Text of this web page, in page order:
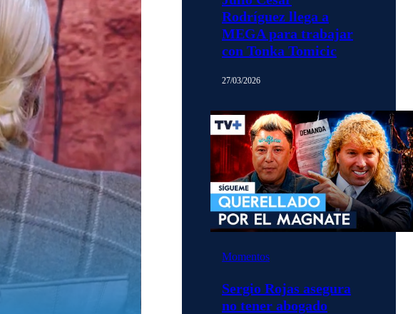
Rodríguez llega a
MEGA para trabajar
con Tonka Tomicic
27/03/2026
Momentos
Sergio Rojas asegura
no tener abogado